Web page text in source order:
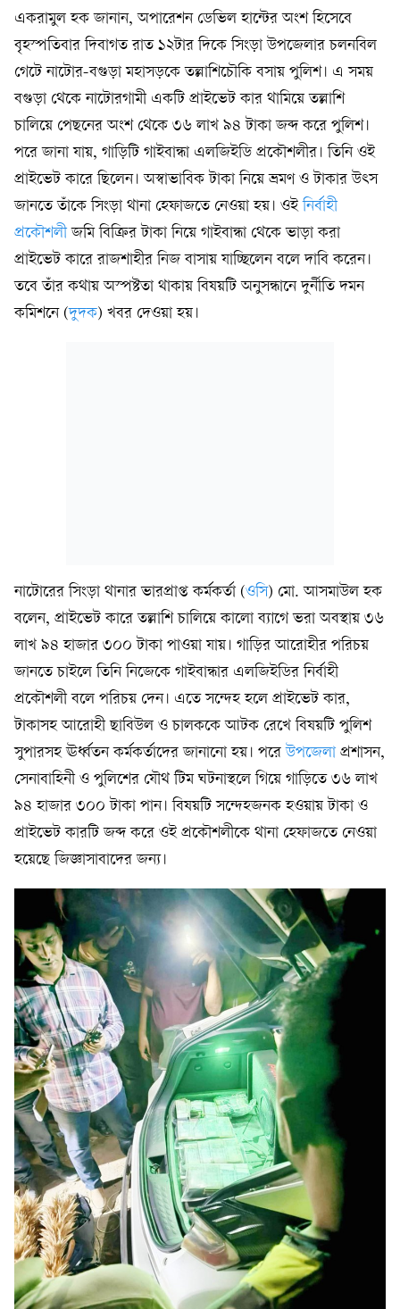
একরামুল হক জানান, অপারেশন ডেভিল হান্টের অংশ হিসেবে
বৃহস্পতিবার দিবাগত রাত ১২টার দিকে সিংড়া উপজেলার চলনবিল
গেটে নাটোর-বগুড়া মহাসড়কে তল্লাশিচৌকি বসায় পুলিশ। এ সময়
বগুড়া থেকে নাটোরগামী একটি প্রাইভেট কার থামিয়ে তল্লাশি
চালিয়ে পেছনের অংশ থেকে ৩৬ লাখ ৯৪ টাকা জব্দ করে পুলিশ।
পরে জানা যায়, গাড়িটি গাইবান্ধা এলজিইডি প্রকৌশলীর। তিনি ওই
প্রাইভেট কারে ছিলেন। অস্বাভাবিক টাকা নিয়ে ভ্রমণ ও টাকার উৎস
জানতে তাঁকে সিংড়া থানা হেফাজতে নেওয়া হয়। ওইনির্বাহী
প্রকৌশলীজমি বিক্রির টাকা নিয়ে গাইবান্ধা থেকে ভাড়া করা
প্রাইভেট কারে রাজশাহীর নিজ বাসায় যাচ্ছিলেন বলে দাবি করেন।
তবে তাঁর কথায় অস্পষ্টতা থাকায় বিষয়টি অনুসন্ধানে দুর্নীতি দমন
কমিশনে (দুদক) খবর দেওয়া হয়।
নাটোরের সিংড়া থানার ভারপ্রাপ্ত কর্মকর্তা (ওসি) মো. আসমাউল হক
বলেন, প্রাইভেট কারে তল্লাশি চালিয়ে কালো ব্যাগে ভরা অবস্থায় ৩৬
লাখ ৯৪ হাজার ৩০০ টাকা পাওয়া যায়। গাড়ির আরোহীর পরিচয়
জানতে চাইলে তিনি নিজেকে গাইবান্ধার এলজিইডির নির্বাহী
প্রকৌশলী বলে পরিচয় দেন। এতে সন্দেহ হলে প্রাইভেট কার,
টাকাসহ আরোহী ছাবিউল ও চালককে আটক রেখে বিষয়টি পুলিশ
সুপারসহ ঊর্ধ্বতন কর্মকর্তাদের জানানো হয়। পরেউপজেলাপ্রশাসন,
সেনাবাহিনী ও পুলিশের যৌথ টিম ঘটনাস্থলে গিয়ে গাড়িতে ৩৬ লাখ
৯৪ হাজার ৩০০ টাকা পান। বিষয়টি সন্দেহজনক হওয়ায় টাকা ও
প্রাইভেট কারটি জব্দ করে ওই প্রকৌশলীকে থানা হেফাজতে নেওয়া
হয়েছে জিজ্ঞাসাবাদের জন্য।